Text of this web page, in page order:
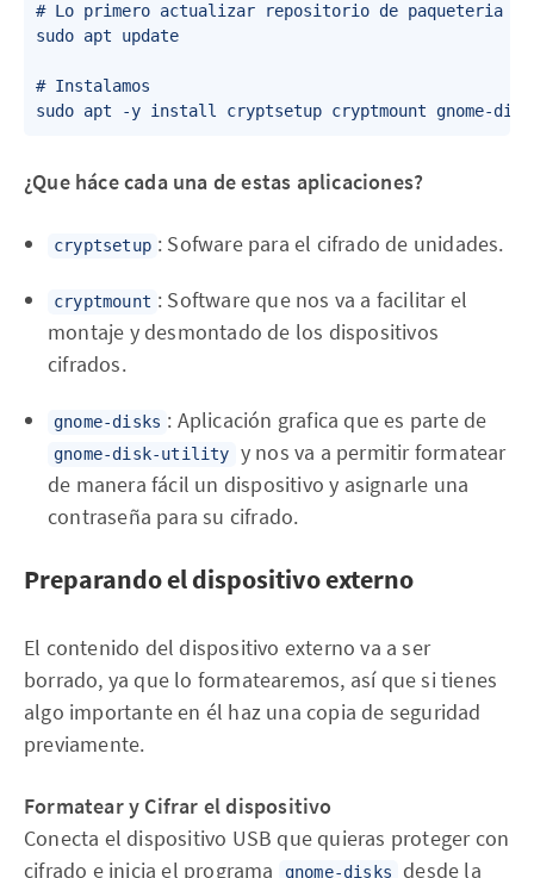
# Lo primero actualizar repositorio de paqueteria
sudo apt update
# Instalamos
¿Que háce cada una de estas aplicaciones?
cryptsetup : Sofware para el cifrado de unidades.
cryptmount : Software que nos va a facilitar el
montaje y desmontado de los dispositivos
cifrados.
gnome-disks : Aplicación grafica que es parte de
gnome-disk-utility
y nos va a permitir formatear
de manera fácil un dispositivo y asignarle una
contraseña para su cifrado.
Preparando el dispositivo externo
El contenido del dispositivo externo va a ser
borrado, ya que lo formatearemos, así que si tienes
algo importante en él haz una copia de seguridad
previamente.
Formatear y Cifrar el dispositivo
Conecta el dispositivo USB que quieras proteger con
cifrado e inicia el programa
gnome-disks
desde la